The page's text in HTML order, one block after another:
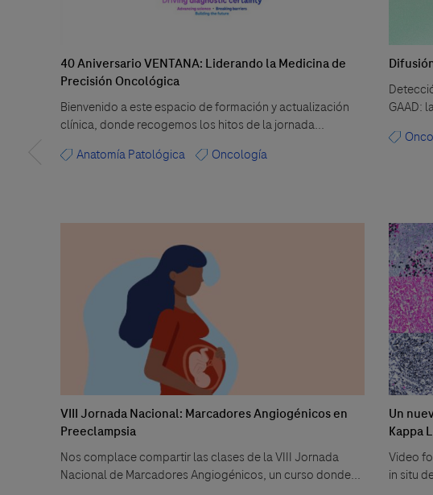
40 Aniversario VENTANA: Liderando la Medicina de
Precisión Oncológica
Bienvenido a este espacio de formación y actualización
clínica, donde recogemos los hitos de la jornada...
Anatomía Patológica
Oncología
VIII Jornada Nacional: Marcadores Angiogénicos en
Preeclampsia
Nos complace compartir las clases de la VIII Jornada
Nacional de Marcadores Angiogénicos, un curso donde...
GAAD:
Un
Kappa
Video
in situ